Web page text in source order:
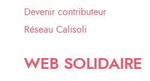
Devenir contributeur
Réseau Calisoli
WEB SOLIDAIRE